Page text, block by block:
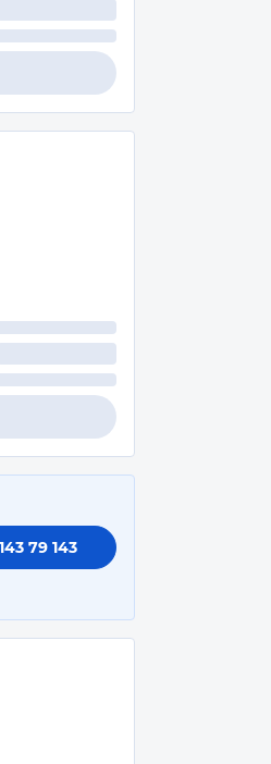
79 143